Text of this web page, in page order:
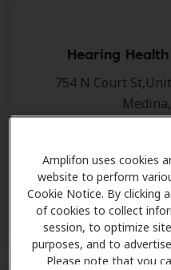
Amplifon uses cookies
website to perform
Cookie Notice. By clicking
of cookies to collect
session, to optimize
purposes, and to
Please note that you
Hearing
754 N Court
Solicitar